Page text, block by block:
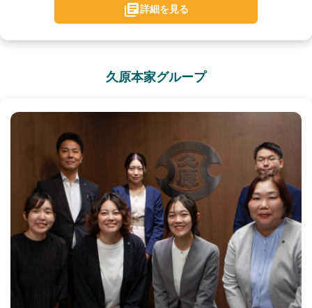
詳細を見る
久原本家グループ